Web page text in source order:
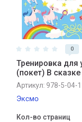
0
Тренировка для
(покет) В сказке
Артикул: 978-5-04-
Эксмо
Кол-во страниц